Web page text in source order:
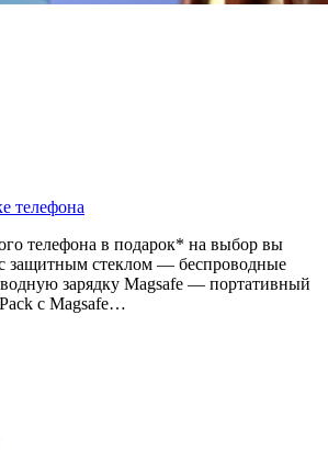
телефона
телефона в подарок* на выбор вы
защитным стеклом — беспроводные
зарядку Magsafe — портативный
с Magsafe…